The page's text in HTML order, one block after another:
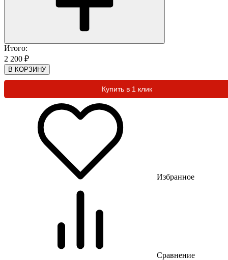
Итого:
2 200 ₽
В КОРЗИНУ
Купить в 1 клик
Избранное
Сравнение